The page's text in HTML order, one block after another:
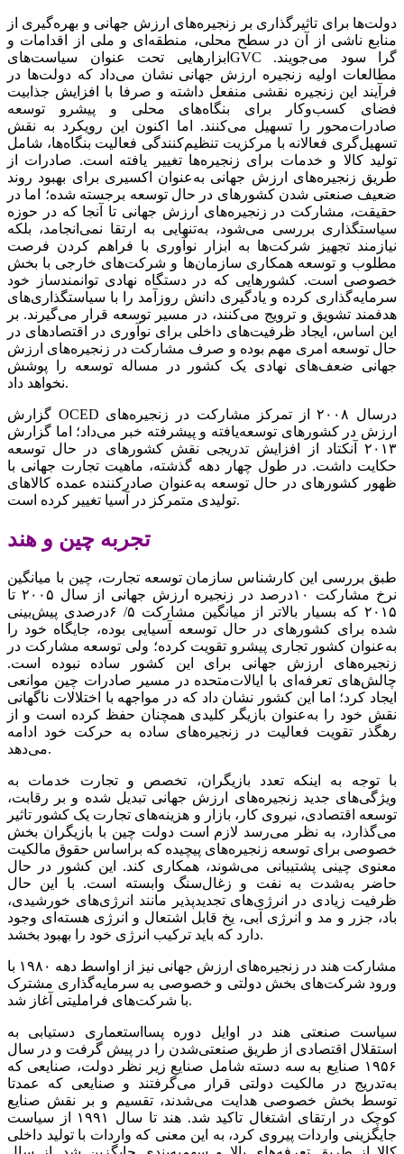
دولت‌‌‌ها برای تاثیرگذاری بر زنجیره‌‌‌های ارزش جهانی و بهره‌‌‌گیری از
منابع ناشی از آن در سطح محلی، منطقه‌‌‌ای و ملی از اقدامات و
ابزارهایی تحت عنوان سیاست‌‌‌هایGVC ‌گرا سود می‌‌‌جویند.
مطالعات اولیه زنجیره ارزش جهانی نشان می‌‌‌داد که دولت‌‌‌ها در
فرآیند این زنجیره نقشی منفعل داشته و صرفا با افزایش جذابیت
فضای کسب‌وکار برای بنگاه‌‌‌های محلی و پیشرو توسعه
صادرات‌‌‌محور را تسهیل می‌کنند. اما اکنون این رویکرد به نقش
تسهیل‌‌‌گری فعالانه با مرکزیت تنظیم‌‌‌کنندگی فعالیت بنگاه‌‌‌ها، شامل
تولید کالا و خدمات برای زنجیره‌‌‌ها تغییر یافته است. صادرات از
طریق زنجیره‌‌‌های ارزش جهانی به‌عنوان اکسیری برای بهبود روند
ضعیف صنعتی شدن کشورهای در حال توسعه برجسته شده؛ اما در
حقیقت، مشارکت در زنجیره‌‌‌های ارزش جهانی تا آنجا که در حوزه
سیاستگذاری بررسی می‌شود، به‌تنهایی به ارتقا نمی‌انجامد، بلکه
نیازمند تجهیز شرکت‌ها به ابزار نوآوری با فراهم کردن فرصت
مطلوب و توسعه همکاری سازمان‌ها و شرکت‌های خارجی با بخش
خصوصی است. کشورهایی که در دستگاه نهادی توانمندساز خود
سرمایه‌گذاری کرده و یادگیری دانش روزآمد را با سیاستگذاری‌‌‌های
هدفمند تشویق و ترویج می‌کنند، در مسیر توسعه قرار می‌‌‌گیرند. بر
این اساس، ایجاد ظرفیت‌‌‌های داخلی برای نوآوری در اقتصادهای در
حال توسعه امری مهم بوده و صرف مشارکت در زنجیره‌‌‌های ارزش
جهانی ضعف‌‌‌های نهادی یک کشور در مساله توسعه را پوشش
نخواهد داد.
گزارش OCED درسال ۲۰۰۸ از تمرکز مشارکت در زنجیره‌‌‌های
ارزش در کشورهای توسعه‌یافته و پیشرفته خبر می‌‌‌داد؛ اما گزارش
۲۰۱۳ آنکتاد از افزایش تدریجی نقش کشورهای در حال توسعه
حکایت داشت. در طول چهار دهه گذشته، ماهیت تجارت جهانی با
ظهور کشورهای در حال توسعه به‌عنوان صادرکننده عمده کالاهای
تولیدی متمرکز در آسیا تغییر کرده است.
تجربه چین و هند
طبق بررسی این کارشناس سازمان توسعه تجارت، چین با میانگین
نرخ مشارکت ۱۰‌درصد در زنجیره ارزش جهانی از سال ۲۰۰۵ تا
۲۰۱۵ که بسیار بالاتر از میانگین مشارکت ۵/ ۶درصدی پیش‌بینی
شده برای کشورهای در حال توسعه آسیایی بوده، جایگاه خود را
به‌عنوان کشور تجاری پیشرو تقویت کرده؛ ولی توسعه مشارکت در
زنجیره‌‌‌های ارزش جهانی برای این کشور ساده نبوده است.
چالش‌‌‌های تعرفه‌‌‌ای با ایالات‌متحده در مسیر صادرات چین موانعی
ایجاد کرد؛ اما این کشور نشان داد که در مواجهه با اختلالات ناگهانی
نقش خود را به‌عنوان بازیگر کلیدی همچنان حفظ کرده است و از
رهگذر تقویت فعالیت در زنجیره‌‌‌های ساده به حرکت خود ادامه
می‌دهد.
با توجه به اینکه تعدد بازیگران، تخصص و تجارت خدمات به
ویژگی‌‌‌های جدید زنجیره‌‌‌های ارزش جهانی تبدیل شده و بر رقابت،
توسعه اقتصادی، نیروی کار، بازار و هزینه‌‌‌های تجارت یک کشور تاثیر
می‌‌‌گذارد، به نظر می‌رسد لازم است دولت چین با بازیگران بخش
خصوصی برای توسعه زنجیره‌‌‌های پیچیده که براساس حقوق مالکیت
معنوی چینی پشتیبانی می‌‌‌شوند، همکاری کند. این کشور در حال
حاضر به‌شدت به نفت و زغال‌سنگ وابسته است. با این حال
ظرفیت زیادی در انرژی‌های تجدیدپذیر مانند انرژی‌‌‌های خورشیدی،
باد، جزر و مد و انرژی آبی، یخ قابل اشتعال و انرژی هسته‌‌‌ای وجود
دارد که باید ترکیب انرژی خود را بهبود بخشد.
مشارکت هند در زنجیره‌‌‌های ارزش جهانی نیز از اواسط دهه ۱۹۸۰ با
ورود شرکت‌های بخش دولتی و خصوصی به سرمایه‌گذاری مشترک
با شرکت‌های فراملیتی آغاز شد.
سیاست صنعتی هند در اوایل دوره پسااستعماری دستیابی به
استقلال اقتصادی از طریق صنعتی‌شدن را در پیش گرفت و در سال
۱۹۵۶ صنایع به سه دسته شامل صنایع زیر نظر دولت، صنایعی که
به‌تدریج در مالکیت دولتی قرار می‌‌‌گرفتند و صنایعی که عمدتا
توسط بخش خصوصی هدایت می‌‌‌شدند، تقسیم و بر نقش صنایع
کوچک در ارتقای اشتغال تاکید شد. هند تا سال ۱۹۹۱ از سیاست
جایگزینی واردات پیروی کرد، به این معنی که واردات با تولید داخلی